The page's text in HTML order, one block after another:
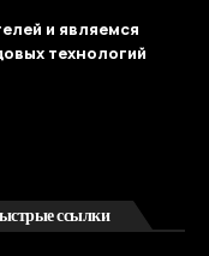
и являемся
технологий
ссылки